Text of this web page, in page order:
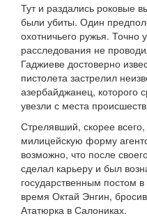
Тут и раздались роковые
были убиты. Один
охотничьего ружья. Точно
расследования не
Гаджиеве достоверно
пистолета застрелил
азербайджанец, которого
увезли с места
Стрелявший, скорее
милицейскую форму
возможно, что после
сделал карьеру и был
государственным постом
время Октай Энгин,
Ататюрка в Салониках.